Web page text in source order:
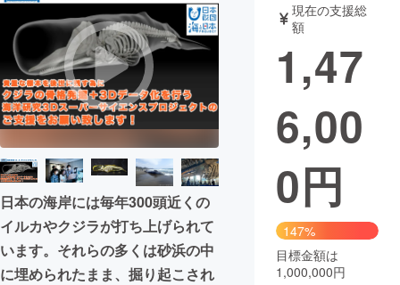
テクノロジー・ガジェット
映像・映画 書籍・雑誌
ビジネス・起業 チャレンジ
まちづくり・地域活性化
CAMPFIRE for Social Good
CAMPFIRE Creation
CAMPFIREふるさと納税machi-ya コミュニティ
日本の海岸には毎年300頭近くの
イルカやクジラが打ち上げられて
います。それらの多くは砂浜の中
に埋められたまま、掘り起こされ
現在の支援総
額
1,47
6,00
0円
147%
目標金額は
1,000,000円